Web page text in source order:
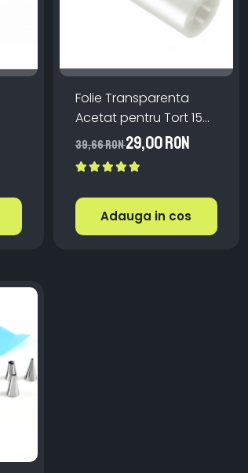
Folie Transparenta
Acetat pentru Tort 15
cm x 10 metri
39,66 RON29,00 RON
Adauga in cos